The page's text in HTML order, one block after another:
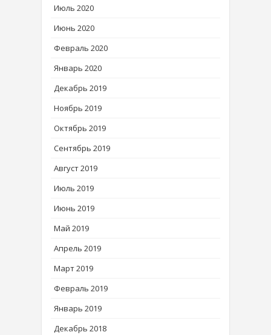
Июль 2020
Июнь 2020
Февраль 2020
Январь 2020
Декабрь 2019
Ноябрь 2019
Октябрь 2019
Сентябрь 2019
Август 2019
Июль 2019
Июнь 2019
Май 2019
Апрель 2019
Март 2019
Февраль 2019
Январь 2019
Декабрь 2018